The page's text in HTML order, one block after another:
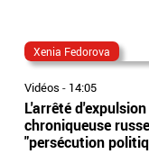
Xenia Fedorova
Vidéos - 14:05
L'arrêté
chroniqueuse
"persécution